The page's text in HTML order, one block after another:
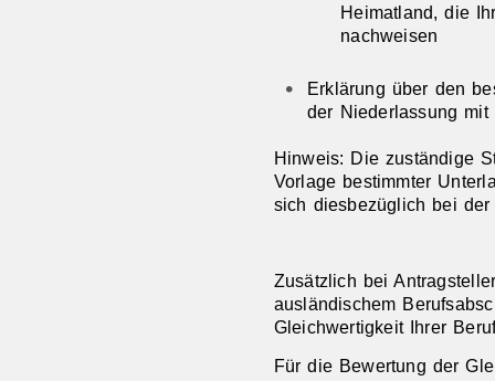
Heimatland, die
nachweisen
Erklärung über den
der Niederlassung
Hinweis: Die zuständige
Vorlage bestimmter
sich diesbezüglich bei
Zusätzlich bei
ausländischem
Gleichwertigkeit Ihrer
Für die Bewertung der